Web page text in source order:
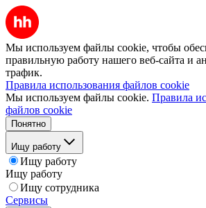
Мы используем файлы cookie, чтобы
правильную работу нашего веб-сайта и
трафик.
Правила использования файлов cookie
Мы используем файлы cookie. Правила
файлов cookie
Понятно
Ищу работу
Ищу работу
Ищу работу
Ищу сотрудника
Сервисы